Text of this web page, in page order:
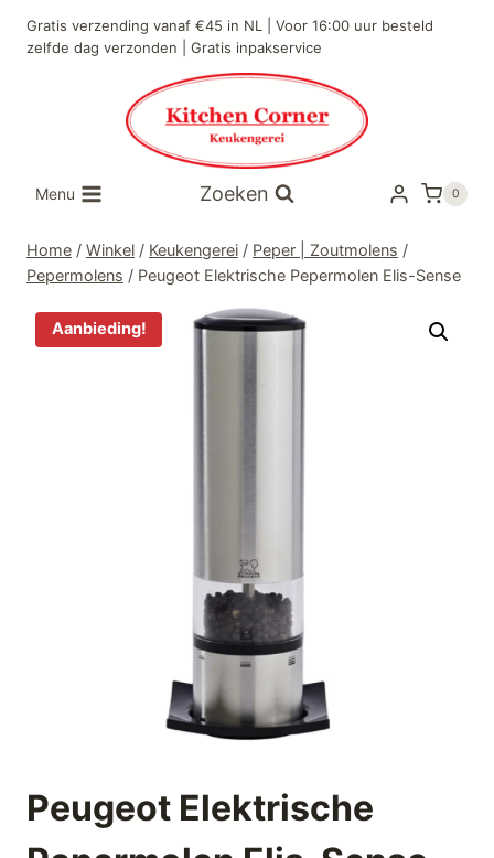
naar
Gratis verzending vanaf €45 in NL | Voor 16:00 uur besteld
zelfde dag verzonden | Gratis inpakservice
Menu Zoeken 0
Home / Winkel / Keukengerei / Peper | Zoutmolens /
Pepermolens / Peugeot Elektrische Pepermolen Elis-Sense
Aanbieding!
Peugeot Elektrische